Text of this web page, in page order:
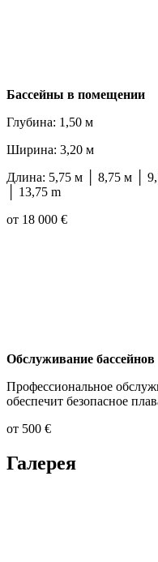
Бассейны в помещении
Глубина: 1,50 м
Ширина: 3,20 м
Длина: 5,75 м │ 8,75 м │
│ 13,75 m
от 18 000 €
Обслуживание бассейнов
Профессиональное
обеспечит безопасное
от 500 €
Галерея